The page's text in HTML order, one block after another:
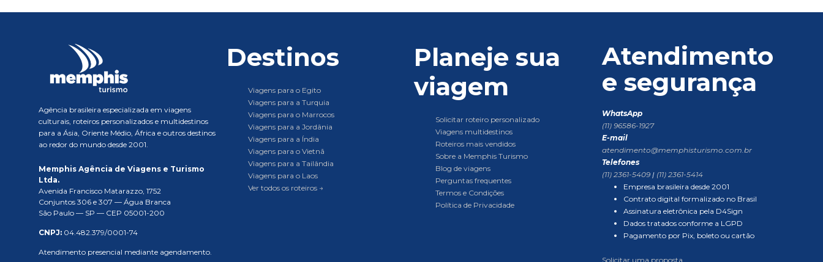
Agência brasileira especializada em viagens
culturais, roteiros personalizados e multidestinos
para a Ásia, Oriente Médio, África e outros destinos
ao redor do mundo desde 2001.
Memphis Agência de Viagens e Turismo
Ltda.
Avenida Francisco Matarazzo, 1752
Conjuntos 306 e 307 — Água Branca
São Paulo — SP — CEP 05001-200
CNPJ: 04.482.379/0001-74
Atendimento presencial mediante agendamento.
Destinos
Viagens para o Egito
Viagens para a Turquia
Viagens para o Marrocos
Viagens para a Jordânia
Viagens para a Índia
Viagens para o Vietnã
Viagens para a Tailândia
Viagens para o Laos
Ver todos os roteiros →
Planeje sua
viagem
Solicitar roteiro personalizado
Viagens multidestinos
Roteiros mais vendidos
Sobre a Memphis Turismo
Blog de viagens
Perguntas frequentes
Termos e Condições
Política de Privacidade
Atendimento
e segurança
WhatsApp
(11) 96586-1927
E-mail
atendimento@memphisturismo.com.br
Telefones
(11) 2361-5409 | (11) 2361-5414
Empresa brasileira desde 2001
Contrato digital formalizado no Brasil
Assinatura eletrônica pela D4Sign
Dados tratados conforme a LGPD
Pagamento por Pix, boleto ou cartão
Solicitar uma proposta